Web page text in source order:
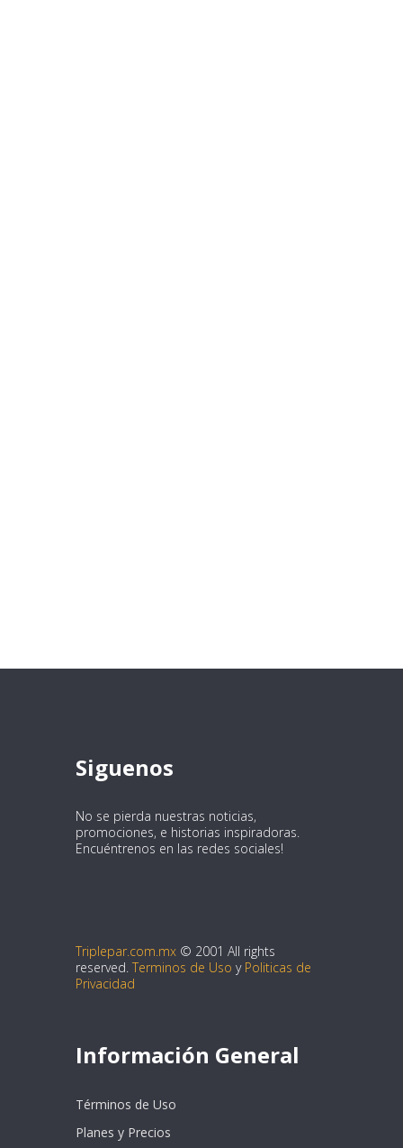
Siguenos
No se pierda nuestras noticias,
promociones, e historias inspiradoras.
Encuéntrenos en las redes sociales!
Triplepar.com.mx © 2001 All rights
reserved. Terminos de Uso y Politicas de
Privacidad
Información General
Términos de Uso
Planes y Precios